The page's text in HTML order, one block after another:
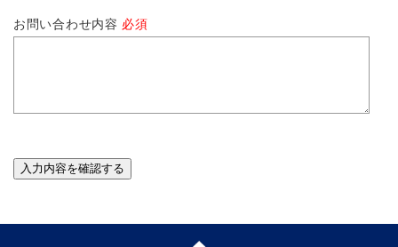
お問い合わせ内容 必須